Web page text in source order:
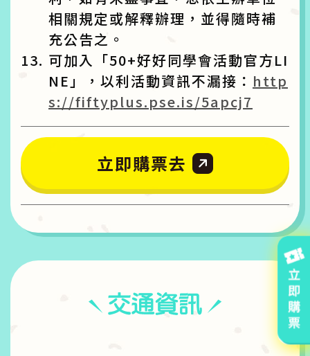
相關規定或解釋辦理，並得隨時補
充公告之。
可加入「50+好好同學會活動官方LI
NE」，以利活動資訊不漏接： http
s://fiftyplus.pse.is/5apcj7
立即購票去